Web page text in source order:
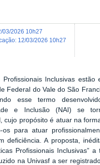
03/2026 10h27
: 12/03/2026 10h27
Profissionais Inclusivas estão
Federal do Vale do São
esse termo
e Inclusão (NAI) se
cujo propósito é atuar na
os para atuar
deficiência. A proposta,
Profissionais Inclusivas”
na Univasf a ser